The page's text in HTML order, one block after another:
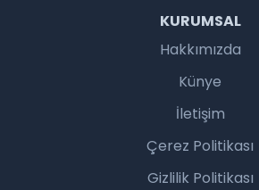
KURUMSAL
Hakkımızda
Künye
İletişim
Çerez Politikası
Gizlilik Politikası